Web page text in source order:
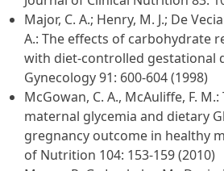
Major, C. A.; Henry, M. J.; De
A.: The effects of carbohydrate
with diet-controlled gestational
Gynecology 91: 600-604 (1998)
McGowan, C. A., McAuliffe, F.
maternal glycemia and dietary
gregnancy outcome in healthy
of Nutrition 104: 153-159 (2010)